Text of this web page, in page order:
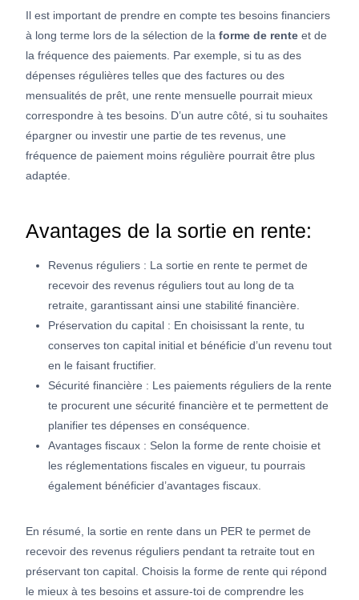
Il est important de prendre en compte tes besoins financiers
à long terme lors de la sélection de la forme de rente et de
la fréquence des paiements. Par exemple, si tu as des
dépenses régulières telles que des factures ou des
mensualités de prêt, une rente mensuelle pourrait mieux
correspondre à tes besoins. D’un autre côté, si tu souhaites
épargner ou investir une partie de tes revenus, une
fréquence de paiement moins régulière pourrait être plus
adaptée.
Avantages de la sortie en rente:
Revenus réguliers : La sortie en rente te permet de
recevoir des revenus réguliers tout au long de ta
retraite, garantissant ainsi une stabilité financière.
Préservation du capital : En choisissant la rente, tu
conserves ton capital initial et bénéficie d’un revenu tout
en le faisant fructifier.
Sécurité financière : Les paiements réguliers de la rente
te procurent une sécurité financière et te permettent de
planifier tes dépenses en conséquence.
Avantages fiscaux : Selon la forme de rente choisie et
les réglementations fiscales en vigueur, tu pourrais
également bénéficier d’avantages fiscaux.
En résumé, la sortie en rente dans un PER te permet de
recevoir des revenus réguliers pendant ta retraite tout en
préservant ton capital. Choisis la forme de rente qui répond
le mieux à tes besoins et assure-toi de comprendre les